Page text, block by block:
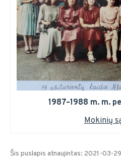
1987–1988 m. m.
Mokinių
Šis puslapis atnaujintas: 2021-03-29